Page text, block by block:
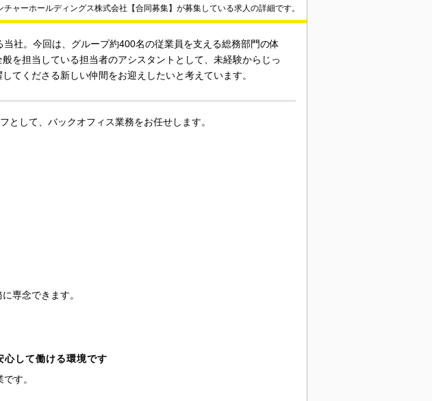
チャーホールディングス株式会社【合同募集】が募集している求人の詳細です。
社。今回は、グループ約400名の従業員を支える総務部門の体
を担当している担当者のアシスタントとして、未経験からじっ
てくださる新しい仲間をお迎えしたいと考えています。
として、バックオフィス業務をお任せします。
専念できます。
して働ける環境です
す。